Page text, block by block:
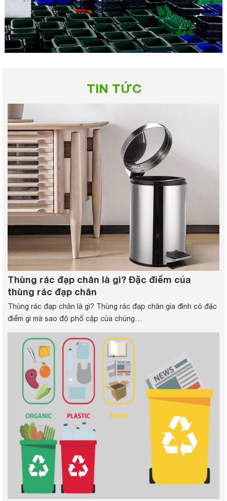
TIN TỨC
Thùng rác đạp chân là gì? Đặc điểm của
thùng rác đạp chân
Thùng rác đạp chân là gì? Thùng rác đạp chân gia đình có đặc
điểm gì mà sao độ phổ cập của chúng…